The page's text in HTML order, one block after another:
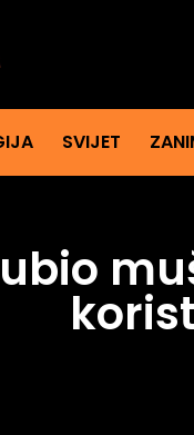
SVIJET